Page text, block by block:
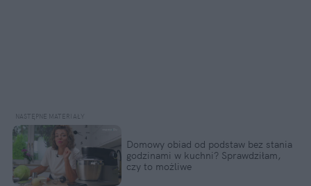
Domowy obiad od podstaw bez stania
godzinami w kuchni? Sprawdziłam,
czy to możliwe